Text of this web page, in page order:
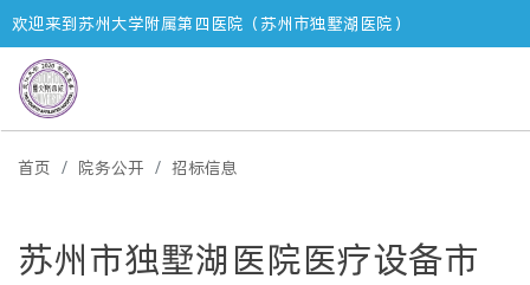
欢迎来到苏州大学附属第四医院（苏州市独墅湖医院）
首页 院务公开 招标信息
苏州市独墅湖医院医疗设备市